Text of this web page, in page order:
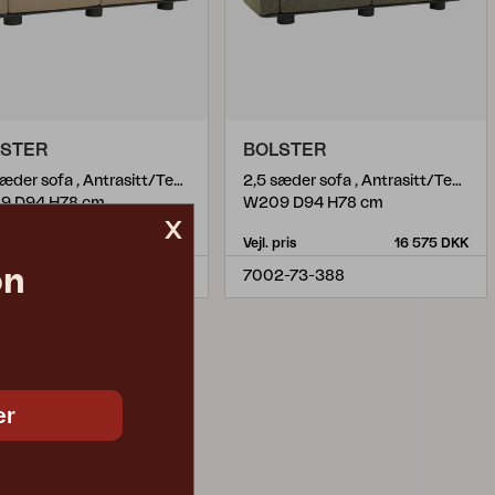
2,5 sæder sofa , Antrasitt/Teddy Beige
D94 H78 cm
16 575 DKK
73-284
BOLSTER
2,5 sæder sofa , Antrasitt/Teddy Verde
W209 D94 H78 cm
Vejl. pris 16 575 DKK
7002-73-388
x